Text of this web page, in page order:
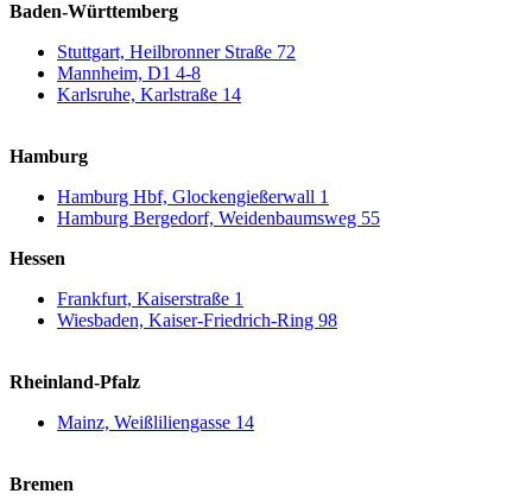
Baden-Württemberg
Stuttgart, Heilbronner Straße 72
Mannheim, D1 4-8
Karlsruhe, Karlstraße 14
Hamburg
Hamburg Hbf, Glockengießerwall 1
Hamburg Bergedorf, Weidenbaumsweg 55
Hessen
Frankfurt, Kaiserstraße 1
Wiesbaden, Kaiser-Friedrich-Ring 98
Rheinland-Pfalz
Mainz, Weißliliengasse 14
Bremen